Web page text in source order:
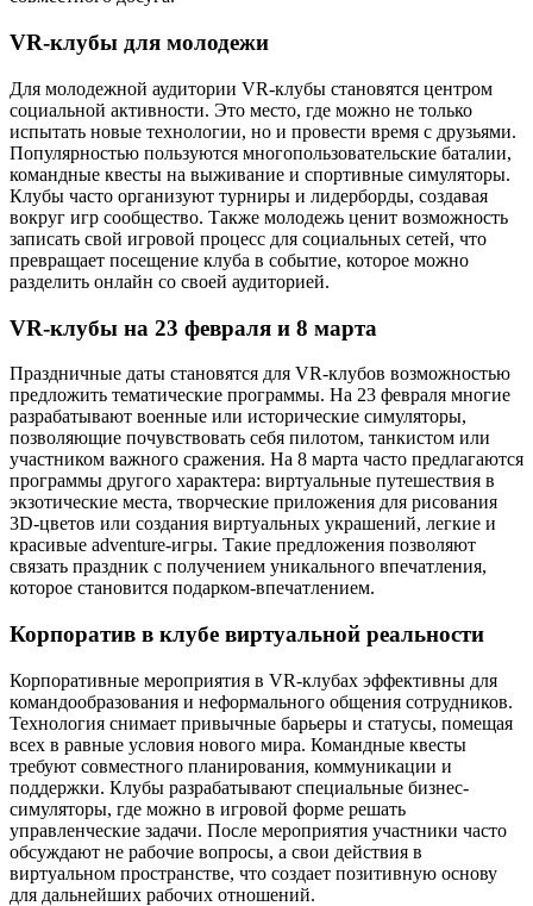
VR-клубы для молодежи
Для молодежной аудитории VR-клубы становятся центром
социальной активности. Это место, где можно не только
испытать новые технологии, но и провести время с друзьями.
Популярностью пользуются многопользовательские баталии,
командные квесты на выживание и спортивные симуляторы.
Клубы часто организуют турниры и лидерборды, создавая
вокруг игр сообщество. Также молодежь ценит возможность
записать свой игровой процесс для социальных сетей, что
превращает посещение клуба в событие, которое можно
разделить онлайн со своей аудиторией.
VR-клубы на 23 февраля и 8 марта
Праздничные даты становятся для VR-клубов возможностью
предложить тематические программы. На 23 февраля многие
разрабатывают военные или исторические симуляторы,
позволяющие почувствовать себя пилотом, танкистом или
участником важного сражения. На 8 марта часто предлагаются
программы другого характера: виртуальные путешествия в
экзотические места, творческие приложения для рисования
3D-цветов или создания виртуальных украшений, легкие и
красивые adventure-игры. Такие предложения позволяют
связать праздник с получением уникального впечатления,
которое становится подарком-впечатлением.
Корпоратив в клубе виртуальной реальности
Корпоративные мероприятия в VR-клубах эффективны для
командообразования и неформального общения сотрудников.
Технология снимает привычные барьеры и статусы, помещая
всех в равные условия нового мира. Командные квесты
требуют совместного планирования, коммуникации и
поддержки. Клубы разрабатывают специальные бизнес-
симуляторы, где можно в игровой форме решать
управленческие задачи. После мероприятия участники часто
обсуждают не рабочие вопросы, а свои действия в
виртуальном пространстве, что создает позитивную основу
для дальнейших рабочих отношений.